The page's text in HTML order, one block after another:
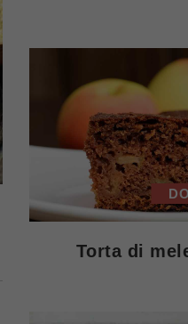
Torta di